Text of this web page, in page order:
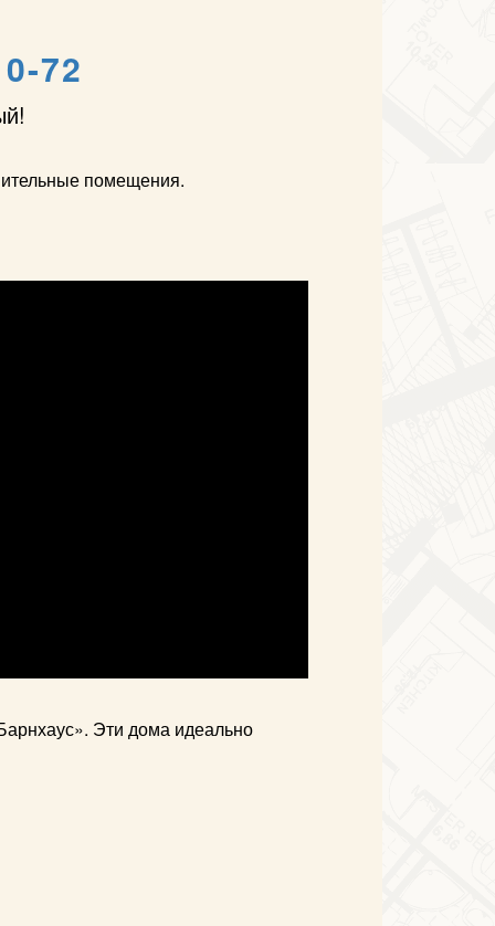
72
помещения.
Эти дома идеально